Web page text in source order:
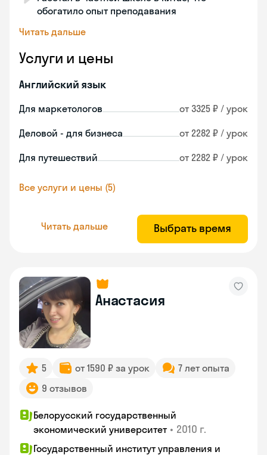
обогатило опыт преподавания
Читать дальше
Услуги и цены
Английский язык
Для маркетологов от 3325 ₽ / урок
Деловой - для бизнеса от 2282 ₽ / урок
Для путешествий от 2282 ₽ / урок
Все услуги и цены (5)
Читать дальше Выбрать время
Анастасия
5 от 1590 ₽ за урок
7 лет опыта
9 отзывов
Белорусский государственный
экономический университет • 2010 г.
Государственный институт управления и